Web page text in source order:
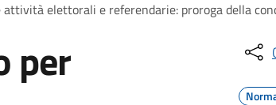
attività elettorali e referendarie: proroga della
per